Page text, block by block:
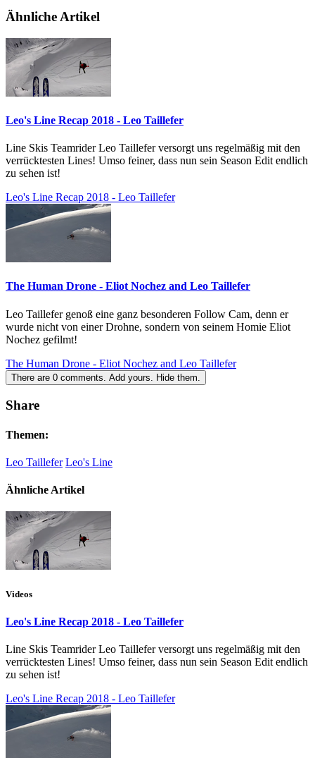
Ähnliche Artikel
Leo's Line Recap 2018 - Leo Taillefer
Line Skis Teamrider Leo Taillefer versorgt uns regelmäßig mit den
verrücktesten Lines! Umso feiner, dass nun sein Season Edit endlich
zu sehen ist!
Leo's Line Recap 2018 - Leo Taillefer
The Human Drone - Eliot Nochez and Leo Taillefer
Leo Taillefer genoß eine ganz besonderen Follow Cam, denn er
wurde nicht von einer Drohne, sondern von seinem Homie Eliot
Nochez gefilmt!
The Human Drone - Eliot Nochez and Leo Taillefer
There are 0 comments. Add yours. Hide them.
Share
Themen:
Leo Taillefer Leo's Line
Ähnliche Artikel
Videos
Leo's Line Recap 2018 - Leo Taillefer
Line Skis Teamrider Leo Taillefer versorgt uns regelmäßig mit den
verrücktesten Lines! Umso feiner, dass nun sein Season Edit endlich
zu sehen ist!
Leo's Line Recap 2018 - Leo Taillefer